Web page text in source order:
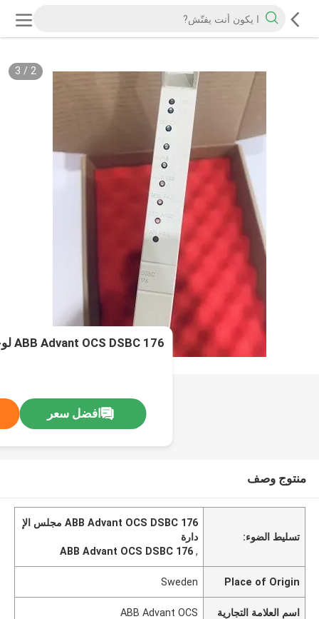
2
/
3
ABB Advant OCS DSBC 176 لوحة توسيع الحافلات
افضل سعر
منتوج وصف
تسليط الضوء:
ABB Advant OCS DSBC 176 مجلس الإ
دارة
,
ABB Advant OCS DSBC 176
Place of Origin
Sweden
اسم العلامة التجارية ABB Advant OCS